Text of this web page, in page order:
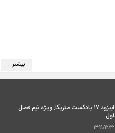
بیشتر...
اپیزود ۱۷ پادکست متریکا: ویژه نیم فصل
اول
۱۳۹۹/۱۲/۲۲